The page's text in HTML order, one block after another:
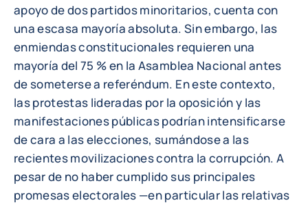
apoyo de dos partidos minoritarios, cuenta con
una escasa mayoría absoluta. Sin embargo, las
enmiendas constitucionales requieren una
mayoría del 75 % en la Asamblea Nacional antes
de someterse a referéndum. En este contexto,
las protestas lideradas por la oposición y las
manifestaciones públicas podrían intensificarse
de cara a las elecciones, sumándose a las
recientes movilizaciones contra la corrupción. A
pesar de no haber cumplido sus principales
promesas electorales —en particular las relativas